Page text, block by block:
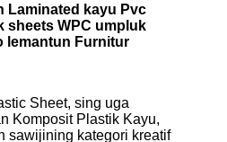
Laminated kayu Pvc
sheets WPC umpluk
lemantun Furnitur
Sheet, sing uga
Komposit Plastik Kayu,
sawijining kategori kreatif